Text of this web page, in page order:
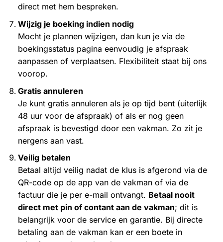
direct met hem bespreken.
Wijzig je boeking indien nodig
Mocht je plannen wijzigen, dan kun je via de
boekingsstatus pagina eenvoudig je afspraak
aanpassen of verplaatsen. Flexibiliteit staat bij ons
voorop.
Gratis annuleren
Je kunt gratis annuleren als je op tijd bent (uiterlijk
48 uur voor de afspraak) of als er nog geen
afspraak is bevestigd door een vakman. Zo zit je
nergens aan vast.
Veilig betalen
Betaal altijd veilig nadat de klus is afgerond via de
QR-code op de app van de vakman of via de
factuur die je per e-mail ontvangt. Betaal nooit
direct met pin of contant aan de vakman; dit is
belangrijk voor de service en garantie. Bij directe
betaling aan de vakman kan er een boete in